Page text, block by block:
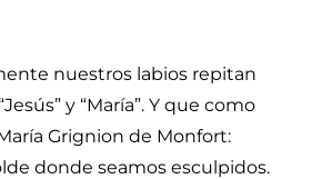
nuestros labios repitan
y “María”. Y que como
Grignion de Monfort:
donde seamos esculpidos.